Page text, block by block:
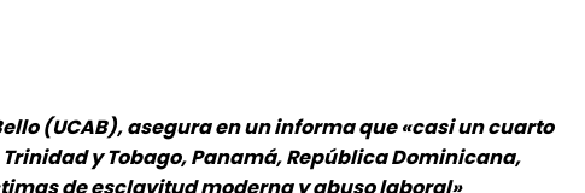
(UCAB), asegura en un informa que «casi un cuarto
y Tobago, Panamá, República Dominicana,